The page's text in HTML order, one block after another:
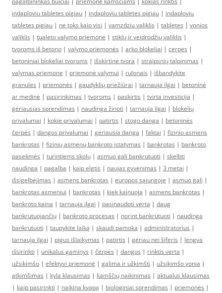
indaploviu tabletes pigiau | indaploviu tabletes pigiau | indaploviu
tabletes pigiau | ne toks kaip visi | vamzdziu valiklis | tabletes | vonios
valiklis | tualeto valymo priemonė | stiklų ir veidrodžių valiklis |
tvoroms iš betono | valymo priemonės | arko blokeliai | cerpes |
betoniniai blokeliai tvoroms | išskirtinė tvora | straipsnių talpinimas |
valymas priemone | priemonė valymui | rulonais | išbandykite
granules | priemonės | gaudyklių priežiūrai | tarnauja ilgai | betoninė
ar medinė | pasirinkimas | tvoroms | paskirtis | tvirta investicija |
geriausias sprendimas | naudinga žinoti | tarnauja ilgai | blokelių
privalumai | kokie privalumai | patirtis | stogo danga | betoninės
čerpės | dangos privalumai | geriausia danga | faktai | fizinio asmens
bankrotas | fizinių asmenų bankroto įstatymas | bankrotas | bankroto
pasekmės | turintiems skolų | asmuo gali bankrutuoti | skelbti
naudinga | pagalba | kaip elgtis | naujas gyvenimas | 3 metai |
išsigelbėjimas | asmens bankrotas | europos sąjungoje | asmuo gali |
bankrotas asmeniui | bankrotas | kiek kainuoja | asmens bankrotas |
bankroto kaina | tarnauja ilgai | pasinaudoti verta | daug
bankrutuojančių | bankroto procesas | norint bankrutuoti | naudinga
bankrutuoti | taupykite laiką | skaudi pamoka | administratorius |
tarnauja ilgai | pigus išlaikymas | patirtis | geriau nei šiferis | lengva
išsirinkti | unikalus gaminys | čerpės | dangos | rinktis verta |
užsikimšo | efektyvi priemonė | galima ir užkimšti | užsikimšo vonia |
atkimšimas | kyla klausimas | kamščių naikinimas | aktualus klausimas
| kaip pasirinkti | naikina kvapą | biologiniai sprendimas | priemonės |